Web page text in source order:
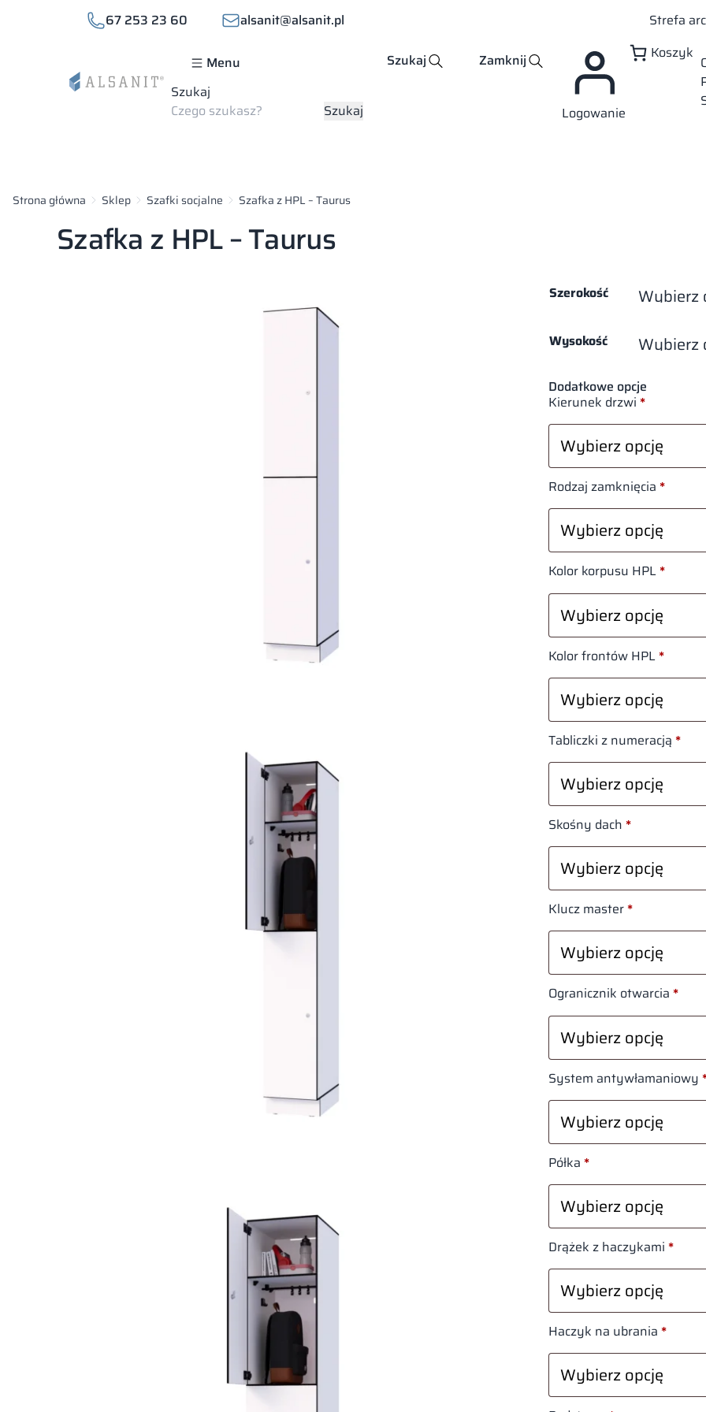
67 253 23 60 alsanit@alsanit.pl Strefa
Menu
Szukaj
Szukaj
Szukaj Zamknij
Logowanie
Koszyk
Strona główna Sklep Szafki socjalne Szafka z HPL – Taurus
Szafka z HPL – Taurus
Szerokość
Wysokość
Dodatkowe opcje
Kierunek drzwi *
Rodzaj zamknięcia *
Kolor korpusu HPL *
Kolor frontów HPL *
Tabliczki z numeracją *
Skośny dach *
Klucz master *
Ogranicznik otwarcia *
System antywłamaniowy
Półka *
Drążek z haczykami *
Haczyk na ubrania *